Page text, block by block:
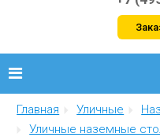
Люстры
Главная Уличные
Уличные наземные